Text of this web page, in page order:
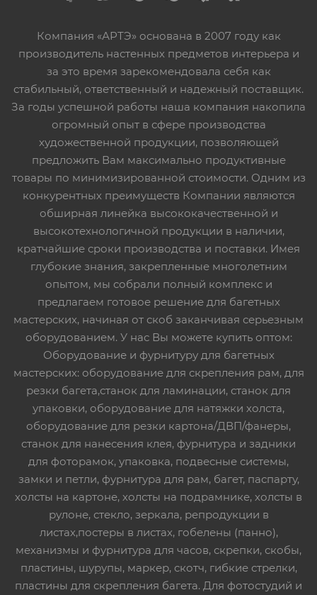
Компания «АРТЭ» основана в 2007 году как
производитель настенных предметов интерьера и
за это время зарекомендовала себя как
стабильный, ответственный и надежный поставщик.
За годы успешной работы наша компания накопила
огромный опыт в сфере производства
художественной продукции, позволяющей
предложить Вам максимально продуктивные
товары по минимизированной стоимости. Одним из
конкурентных преимуществ Компании являются
обширная линейка высококачественной и
высокотехнологичной продукции в наличии,
кратчайшие сроки производства и поставки. Имея
глубокие знания, закрепленные многолетним
опытом, мы собрали полный комплекс и
предлагаем готовое решение для багетных
мастерских, начиная от скоб заканчивая серьезным
оборудованием. У нас Вы можете купить оптом:
Оборудование и фурнитуру для багетных
мастерских: оборудование для скрепления рам, для
резки багета,станок для ламинации, станок для
упаковки, оборудование для натяжки холста,
оборудование для резки картона/ДВП/фанеры,
станок для нанесения клея, фурнитура и задники
для фоторамок, упаковка, подвесные системы,
замки и петли, фурнитура для рам, багет, паспарту,
холсты на картоне, холсты на подрамнике, холсты в
рулоне, стекло, зеркала, репродукции в
листах,постеры в листах, гобелены (панно),
механизмы и фурнитура для часов, скрепки, скобы,
пластины, шурупы, маркер, скотч, гибкие стрелки,
пластины для скрепления багета. Для фотостудий и